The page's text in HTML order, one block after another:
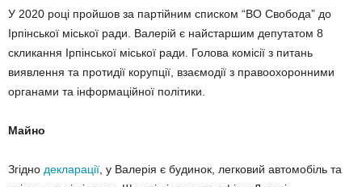
У 2020 році пройшов за партійним списком “ВО Свобода” до
Ірпінської міської ради. Валерій є найстаршим депутатом 8
скликання Ірпінської міської ради. Голова комісії з питань
виявлення та протидії корупції, взаємодії з правоохоронними
органами та інформаційної політики.
Майно
Згідно декларації , у Валерія є будинок, легковий автомобіль та